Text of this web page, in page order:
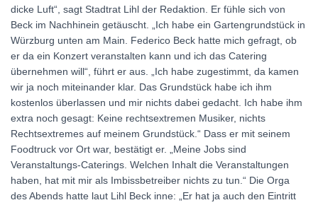
dicke Luft“, sagt Stadtrat Lihl der Redaktion. Er fühle sich von
Beck im Nachhinein getäuscht. „Ich habe ein Gartengrundstück in
Würzburg unten am Main. Federico Beck hatte mich gefragt, ob
er da ein Konzert veranstalten kann und ich das Catering
übernehmen will“, führt er aus. „Ich habe zugestimmt, da kamen
wir ja noch miteinander klar. Das Grundstück habe ich ihm
kostenlos überlassen und mir nichts dabei gedacht. Ich habe ihm
extra noch gesagt: Keine rechtsextremen Musiker, nichts
Rechtsextremes auf meinem Grundstück.“ Dass er mit seinem
Foodtruck vor Ort war, bestätigt er. „Meine Jobs sind
Veranstaltungs-Caterings. Welchen Inhalt die Veranstaltungen
haben, hat mit mir als Imbissbetreiber nichts zu tun.“ Die Orga
des Abends hatte laut Lihl Beck inne: „Er hat ja auch den Eintritt